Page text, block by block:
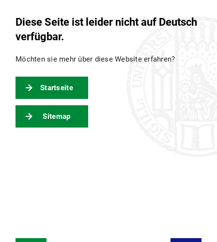
Diese Seite ist leider nicht auf Deutsch
verfügbar.
Möchten sie mehr über diese Website erfahren?
Startseite
Sitemap